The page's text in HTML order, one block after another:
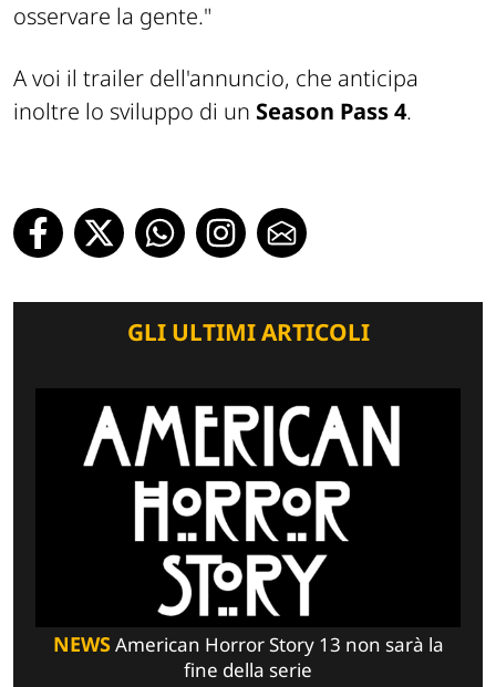
osservare la gente."
A voi il trailer dell'annuncio, che anticipa
inoltre lo sviluppo di un Season Pass 4.
GLI ULTIMI ARTICOLI
NEWSAmerican Horror Story 13 non sarà la
fine della serie